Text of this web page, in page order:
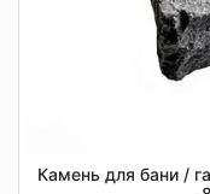
Камень для бани /